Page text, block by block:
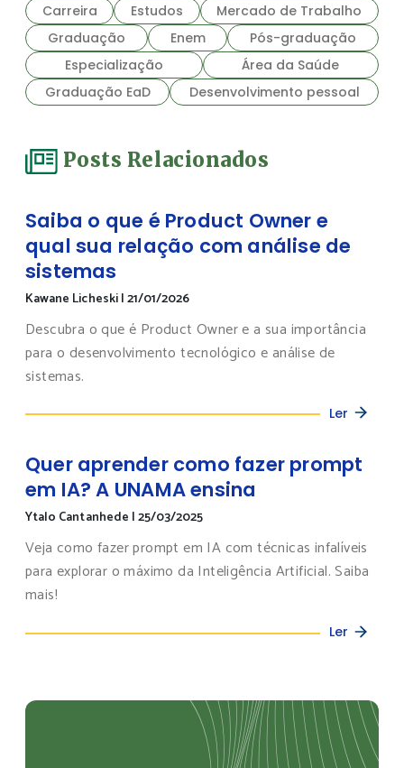
Carreira Estudos
Mercado de Trabalho
Graduação
Enem
Pós-graduação
Especialização
Área da Saúde
Graduação EaD
Desenvolvimento pessoal
Posts Relacionados
Saiba o que é Product Owner e
qual sua relação com análise de
sistemas
Kawane Licheski|21/01/2026
Descubra o que é Product Owner e a sua importância
para o desenvolvimento tecnológico e análise de
sistemas.
Ler
Quer aprender como fazer prompt
em IA? A UNAMA ensina
Ytalo Cantanhede |25/03/2025
Veja como fazer prompt em IA com técnicas infalíveis
para explorar o máximo da Inteligência Artificial. Saiba
mais!
Ler